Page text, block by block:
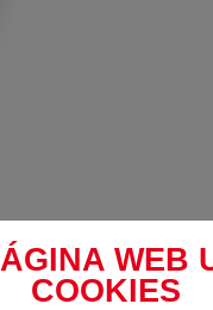
WEB
COOKIES